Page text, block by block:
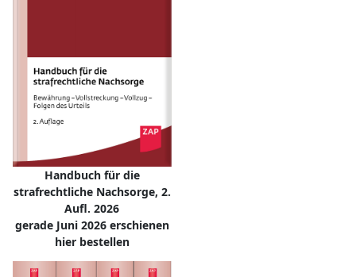
Handbuch für die
strafrechtliche Nachsorge, 2.
Aufl. 2026
gerade Juni 2026 erschienen
hier bestellen